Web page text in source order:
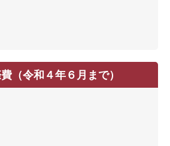
（令和４年６月まで）